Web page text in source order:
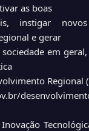
as boas
instigar
e gerar
em
Regional